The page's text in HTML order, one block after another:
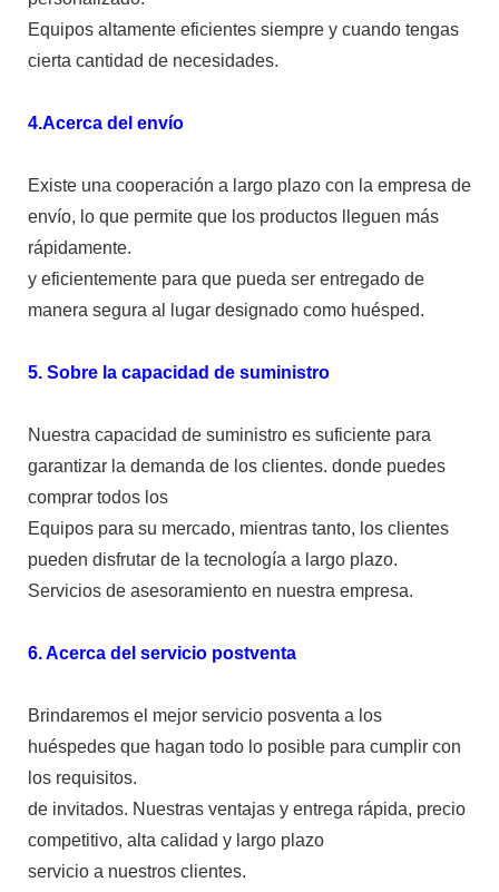
Equipos altamente eficientes siempre y cuando tengas
cierta cantidad de necesidades.
4.Acerca del envío
Existe una cooperación a largo plazo con la empresa de
envío, lo que permite que los productos lleguen más
rápidamente.
y eficientemente para que pueda ser entregado de
manera segura al lugar designado como huésped.
5. Sobre la capacidad de suministro
Nuestra capacidad de suministro es suficiente para
garantizar la demanda de los clientes. donde puedes
comprar todos los
Equipos para su mercado, mientras tanto, los clientes
pueden disfrutar de la tecnología a largo plazo.
Servicios de asesoramiento en nuestra empresa.
6. Acerca del servicio postventa
Brindaremos el mejor servicio posventa a los
huéspedes que hagan todo lo posible para cumplir con
los requisitos.
de invitados. Nuestras ventajas y entrega rápida, precio
competitivo, alta calidad y largo plazo
servicio a nuestros clientes.